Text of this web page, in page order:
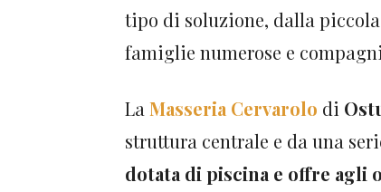
tipo di soluzione, dalla
famiglie numerose e
La Masseria Cervarolo di
struttura centrale e da una
dotata di piscina e offre agli